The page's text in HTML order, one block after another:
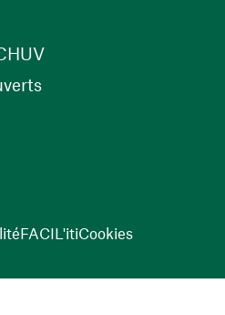
(ouvre une nouvelle
(ouvre une nouvelle
FACIL'itiCookies